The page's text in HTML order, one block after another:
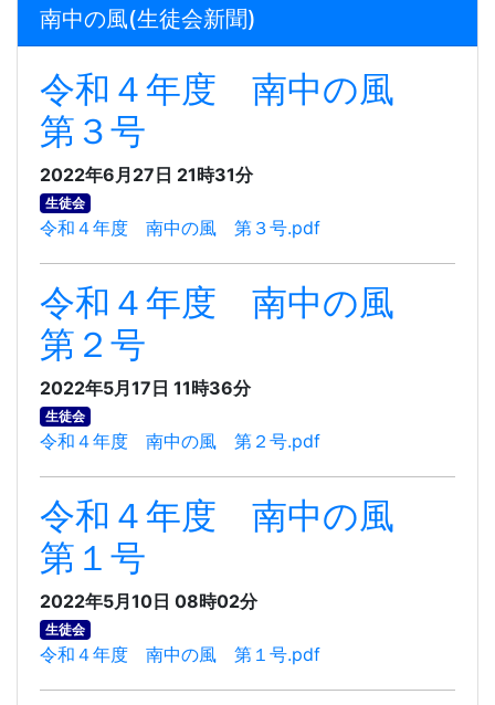
南中の風(生徒会新聞)
令和４年度 南中の風
第３号
2022年6月27日 21時31分
生徒会
令和４年度 南中の風 第３号.pdf
令和４年度 南中の風
第２号
2022年5月17日 11時36分
生徒会
令和４年度 南中の風 第２号.pdf
令和４年度 南中の風
第１号
2022年5月10日 08時02分
生徒会
令和４年度 南中の風 第１号.pdf